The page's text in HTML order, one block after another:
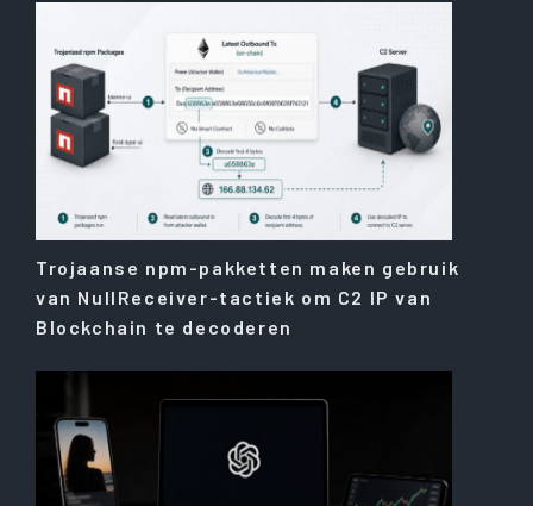
Trojaanse npm-pakketten maken gebruik
van NullReceiver-tactiek om C2 IP van
Blockchain te decoderen